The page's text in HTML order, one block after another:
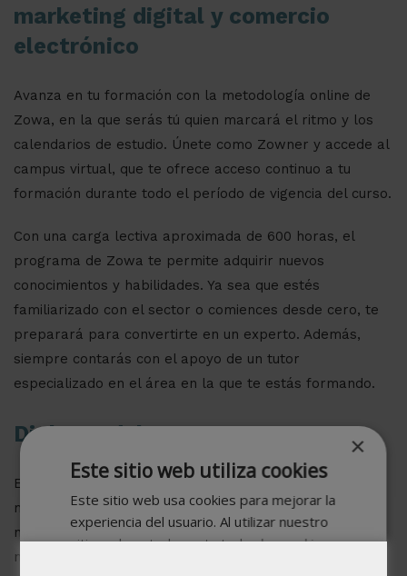
marketing digital y comercio
electrónico
Avanza en tu formación con la metodología online de
Zowa, en la que serás tú quien marcará el ritmo y los
calendarios de estudio. Únete como Zowner y accede al
campus virtual, que te ofrece acceso continuo a tu
formación durante todo el período de vigencia del curso.
Con una carga lectiva aproximada de 600 horas, el
programa de Zowa te permite adquirir nuevos
conocimientos y habilidades. Ya sea que estés
familiarizado con el sector o comiences desde cero, te
preparará para convertirte en un experto. Además,
siempre contarás con el apoyo de un tutor
especializado en el área en la que te estás formando.
Diploma del curso
En Zowa Business School, nos comprometemos a
mantener altos estándares de calidad, asegurando que
nuestras titulaciones sean de excelente nivel. Todos
nuestros diplomas cuentan con el respaldo de nuestra
×
Este sitio web utiliza cookies
Este sitio web usa cookies para mejorar la
experiencia del usuario. Al utilizar nuestro
sitio web, usted acepta todas las cookies